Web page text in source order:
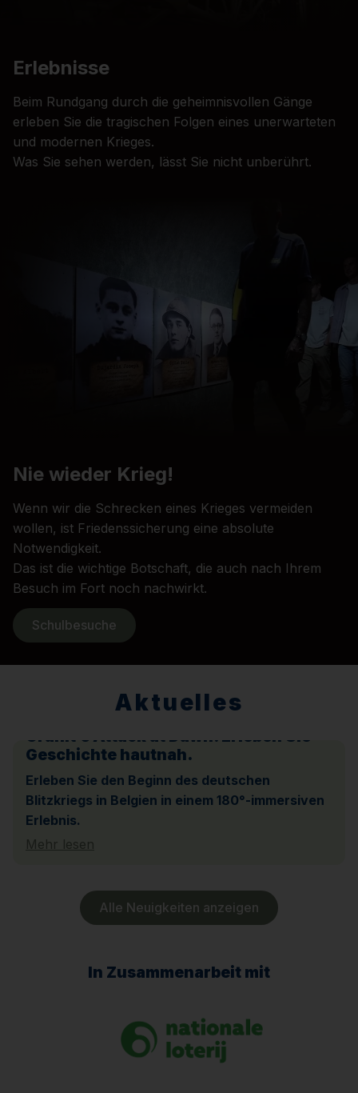
Erlebnisse
Beim Rundgang durch die geheimnisvollen Gänge
erleben Sie die tragischen Folgen eines unerwarteten
und modernen Krieges.
Was Sie sehen werden, lässt Sie nicht unberührt.
Nie wieder Krieg!
Wenn wir die Schrecken eines Krieges vermeiden
wollen, ist Friedenssicherung eine absolute
Notwendigkeit.
Das ist die wichtige Botschaft, die auch nach Ihrem
Besuch im Fort noch nachwirkt.
Schulbesuche
Aktuelles
Granit’s Attack at Dawn. Erleben Sie
Geschichte hautnah.
Erleben Sie den Beginn des deutschen
Blitzkriegs in Belgien in einem 180°-immersiven
Erlebnis.
Mehr lesen
Alle Neuigkeiten anzeigen
In Zusammenarbeit mit